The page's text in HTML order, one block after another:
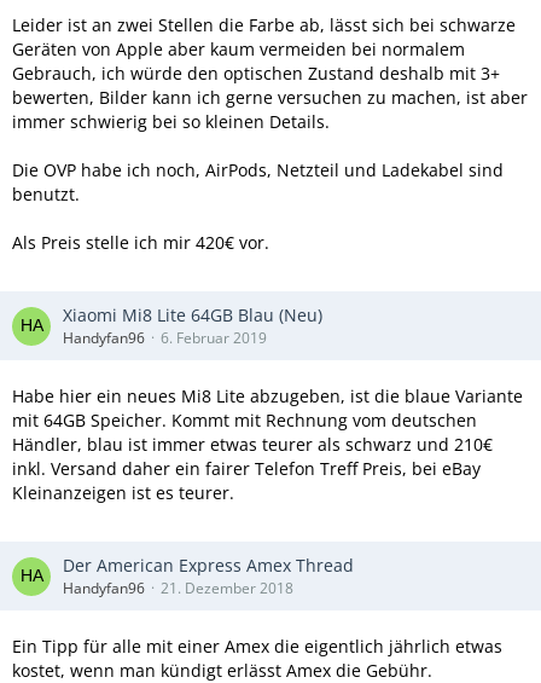
Leider ist an zwei Stellen die Farbe ab, lässt sich bei schwarze
Geräten von Apple aber kaum vermeiden bei normalem
Gebrauch, ich würde den optischen Zustand deshalb mit 3+
bewerten, Bilder kann ich gerne versuchen zu machen, ist aber
immer schwierig bei so kleinen Details.
Die OVP habe ich noch, AirPods, Netzteil und Ladekabel sind
benutzt.
Als Preis stelle ich mir 420€ vor.
Xiaomi Mi8 Lite 64GB Blau (Neu)
Handyfan96 6. Februar 2019
Habe hier ein neues Mi8 Lite abzugeben, ist die blaue Variante
mit 64GB Speicher. Kommt mit Rechnung vom deutschen
Händler, blau ist immer etwas teurer als schwarz und 210€
inkl. Versand daher ein fairer Telefon Treff Preis, bei eBay
Kleinanzeigen ist es teurer.
Der American Express Amex Thread
Handyfan96 21. Dezember 2018
Ein Tipp für alle mit einer Amex die eigentlich jährlich etwas
kostet, wenn man kündigt erlässt Amex die Gebühr.